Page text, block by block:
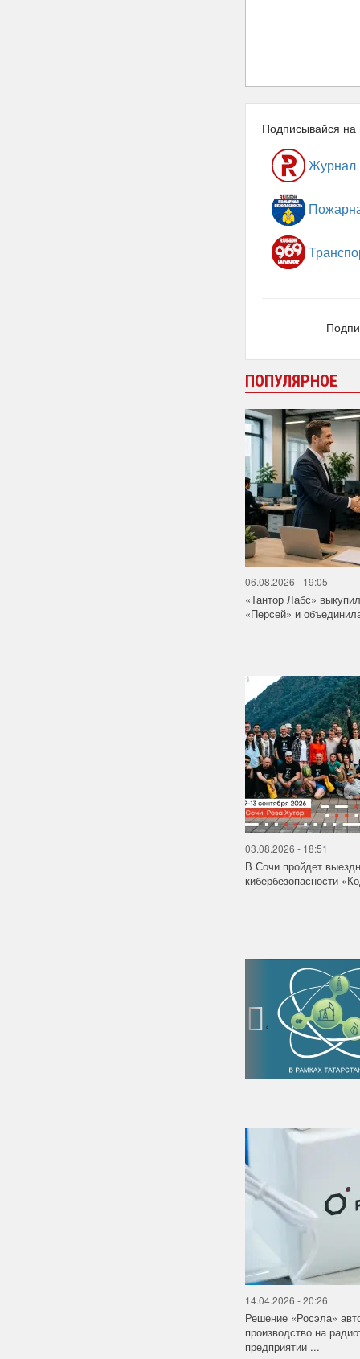
Подписывайся
ПОПУЛЯРНОЕ
06.08.2026 - 19:05
«Тантор Лабс»
«Персей» и
03.08.2026 - 18:51
В Сочи пройдет
кибербезопасности
‹
14.04.2026 - 20:26
Решение «Росэла»
производство на
предприятии ...